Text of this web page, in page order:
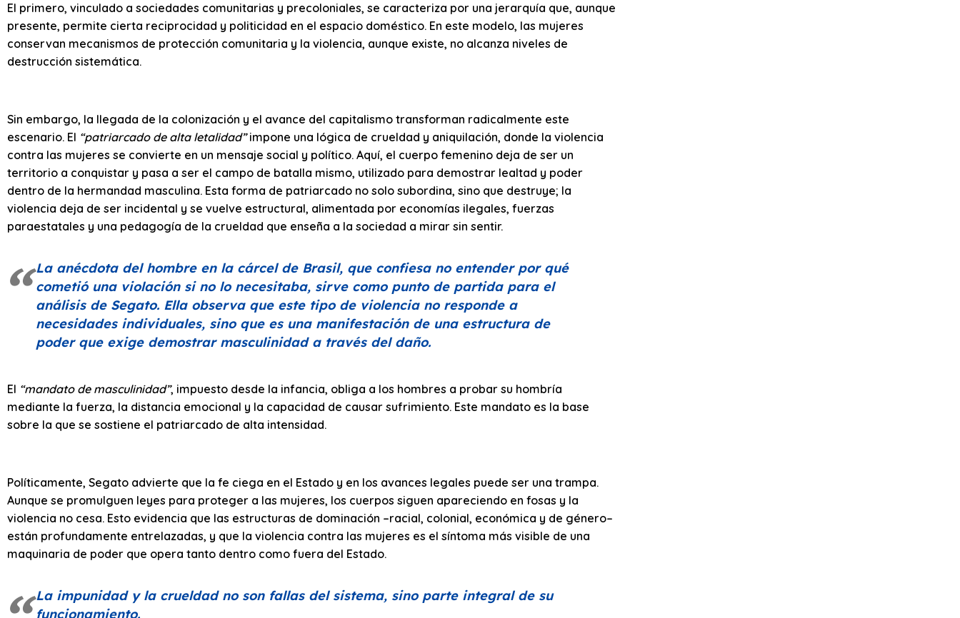
El primero, vinculado a sociedades comunitarias y precoloniales, se caracteriza por una jerarquía que, aunque
presente, permite cierta reciprocidad y politicidad en el espacio doméstico. En este modelo, las mujeres
conservan mecanismos de protección comunitaria y la violencia, aunque existe, no alcanza niveles de
destrucción sistemática.
Sin embargo, la llegada de la colonización y el avance del capitalismo transforman radicalmente este
escenario. El “patriarcado de alta letalidad”impone una lógica de crueldad y aniquilación, donde la violencia
contra las mujeres se convierte en un mensaje social y político. Aquí, el cuerpo femenino deja de ser un
territorio a conquistar y pasa a ser el campo de batalla mismo, utilizado para demostrar lealtad y poder
dentro de la hermandad masculina. Esta forma de patriarcado no solo subordina, sino que destruye; la
violencia deja de ser incidental y se vuelve estructural, alimentada por economías ilegales, fuerzas
paraestatales y una pedagogía de la crueldad que enseña a la sociedad a mirar sin sentir.
La anécdota del hombre en la cárcel de Brasil, que confiesa no entender por qué
cometió una violación si no lo necesitaba, sirve como punto de partida para el
análisis de Segato. Ella observa que este tipo de violencia no responde a
necesidades individuales, sino que es una manifestación de una estructura de
poder que exige demostrar masculinidad a través del daño.
El “mandato de masculinidad”, impuesto desde la infancia, obliga a los hombres a probar su hombría
mediante la fuerza, la distancia emocional y la capacidad de causar sufrimiento. Este mandato es la base
sobre la que se sostiene el patriarcado de alta intensidad.
Políticamente, Segato advierte que la fe ciega en el Estado y en los avances legales puede ser una trampa.
Aunque se promulguen leyes para proteger a las mujeres, los cuerpos siguen apareciendo en fosas y la
violencia no cesa. Esto evidencia que las estructuras de dominación –racial, colonial, económica y de género–
están profundamente entrelazadas, y que la violencia contra las mujeres es el síntoma más visible de una
maquinaria de poder que opera tanto dentro como fuera del Estado.
La impunidad y la crueldad no son fallas del sistema, sino parte integral de su
funcionamiento.